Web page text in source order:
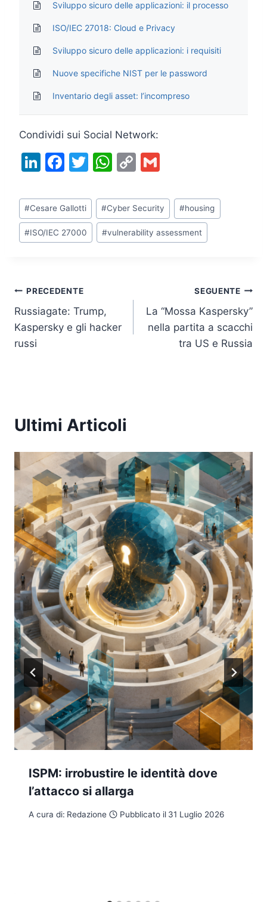
Sviluppo sicuro delle applicazioni: il processo
ISO/IEC 27018: Cloud e Privacy
Sviluppo sicuro delle applicazioni: i requisiti
Nuove specifiche NIST per le password
Inventario degli asset: l’incompreso
Condividi sui Social Network:
Li
k
e
dI
F
c
e
b
k
T
itt
er
W
at
s
A
C
p
y
Li
ai
l
Tag
articolo:
#Cesare Gallotti #Cyber Security #housing
#ISO/IEC 27000 #vulnerability assessment
Navigazione
articoli
PRECEDENTE
Russiagate: Trump,
Kaspersky e gli hacker
russi
SEGUENTE
La “Mossa Kaspersky”
nella partita a scacchi
tra US e Russia
Ultimi Articoli
ISPM: irrobustire le identità dove
l’attacco si allarga
A cura di: Redazione Pubblicato il 31 Luglio 2026